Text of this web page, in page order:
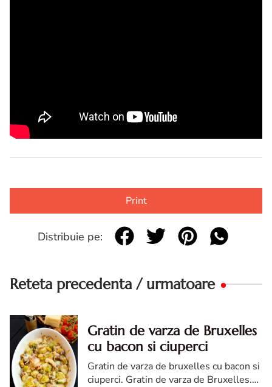
Print
Distribuie pe:
Reteta precedenta / urmatoare
Gratin de varza de Bruxelles
cu bacon si ciuperci
Gratin de varza de bruxelles cu bacon si
ciuperci. Gratin de varza de Bruxelles.